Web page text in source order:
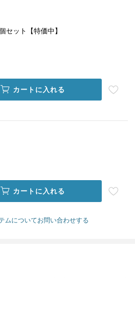
ット【特価中】
カートに入れる
カートに入れる
ムについてお問い合わせする